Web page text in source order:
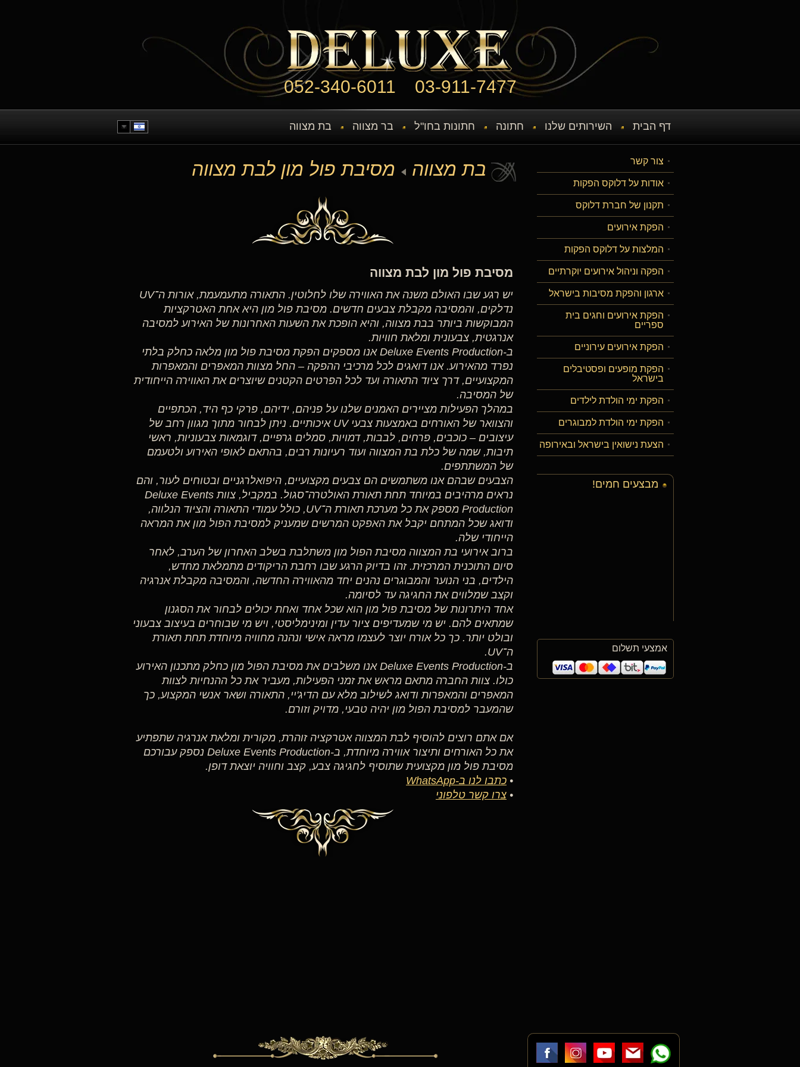
052-340-6011 03-911-7477
דף הבית השירותים שלנו חתונה חתונות בחו"ל בר מצווה בת מצווה
בת מצווה מסיבת פול מון לבת מצווה
מסיבת פול מון לבת מצווה
יש רגע שבו האולם משנה את האווירה שלו לחלוטין. התאורה מתעמעמת, אורות ה־UV
נדלקים, והמסיבה מקבלת צבעים חדשים. מסיבת פול מון היא אחת האטרקציות
המבוקשות ביותר בבת מצווה, והיא הופכת את השעות האחרונות של האירוע למסיבה
אנרגטית, צבעונית ומלאת חוויות.
ב-Deluxe Events Production אנו מספקים הפקת מסיבת פול מון מלאה כחלק בלתי
נפרד מהאירוע. אנו דואגים לכל מרכיבי ההפקה – החל מצוות המאפרים והמאפרות
המקצועיים, דרך ציוד התאורה ועד לכל הפרטים הקטנים שיוצרים את האווירה הייחודית
של המסיבה.
במהלך הפעילות מציירים האמנים שלנו על פניהם, ידיהם, פרקי כף היד, הכתפיים
והצוואר של האורחים באמצעות צבעי UV איכותיים. ניתן לבחור מתוך מגוון רחב של
עיצובים – כוכבים, פרחים, לבבות, דמויות, סמלים גרפיים, דוגמאות צבעוניות, ראשי
תיבות, שמה של כלת בת המצווה ועוד רעיונות רבים, בהתאם לאופי האירוע ולטעמם
של המשתתפים.
הצבעים שבהם אנו משתמשים הם צבעים מקצועיים, היפואלרגניים ובטוחים לעור, והם
נראים מרהיבים במיוחד תחת תאורת האולטרה־סגול. במקביל, צוות Deluxe Events
Production מספק את כל מערכת תאורת ה־UV, כולל עמודי התאורה והציוד הנלווה,
ודואג שכל המתחם יקבל את האפקט המרשים שמעניק למסיבת הפול מון את המראה
הייחודי שלה.
ברוב אירועי בת המצווה מסיבת הפול מון משתלבת בשלב האחרון של הערב, לאחר
סיום התוכנית המרכזית. זהו בדיוק הרגע שבו רחבת הריקודים מתמלאת מחדש,
הילדים, בני הנוער והמבוגרים נהנים יחד מהאווירה החדשה, והמסיבה מקבלת אנרגיה
וקצב שמלווים את החגיגה עד לסיומה.
אחד היתרונות של מסיבת פול מון הוא שכל אחד ואחת יכולים לבחור את הסגנון
שמתאים להם. יש מי שמעדיפים ציור עדין ומינימליסטי, ויש מי שבוחרים בעיצוב צבעוני
ובולט יותר. כך כל אורח יוצר לעצמו מראה אישי ונהנה מחוויה מיוחדת תחת תאורת
ה־UV.
ב-Deluxe Events Production אנו משלבים את מסיבת הפול מון כחלק מתכנון האירוע
כולו. צוות החברה מתאם מראש את זמני הפעילות, מעביר את כל ההנחיות לצוות
המאפרים והמאפרות ודואג לשילוב מלא עם הדיג'יי, התאורה ושאר אנשי המקצוע, כך
שהמעבר למסיבת הפול מון יהיה טבעי, מדויק וזורם.
אם אתם רוצים להוסיף לבת המצווה אטרקציה זוהרת, מקורית ומלאת אנרגיה שתפתיע
את כל האורחים ותיצור אווירה מיוחדת, ב-Deluxe Events Production נספק עבורכם
מסיבת פול מון מקצועית שתוסיף לחגיגה צבע, קצב וחוויה יוצאת דופן.
• כתבו לנו ב-WhatsApp
• צרו קשר טלפוני
צור קשר
אודות על דלוקס הפקות
תקנון של חברת דלוקס
הפקת אירועים
המלצות על דלוקס הפקות
הפקה וניהול אירועים יוקרתיים
ארגון והפקת מסיבות בישראל
הפקת אירועים וחגים בית
ספריים
הפקת אירועים עירוניים
הפקת מופעים ופסטיבלים
בישראל
הפקת ימי הולדת לילדים
הפקת ימי הולדת למבוגרים
הצעת נישואין בישראל ובאירופה
מבצעים חמים!
אמצעי תשלום